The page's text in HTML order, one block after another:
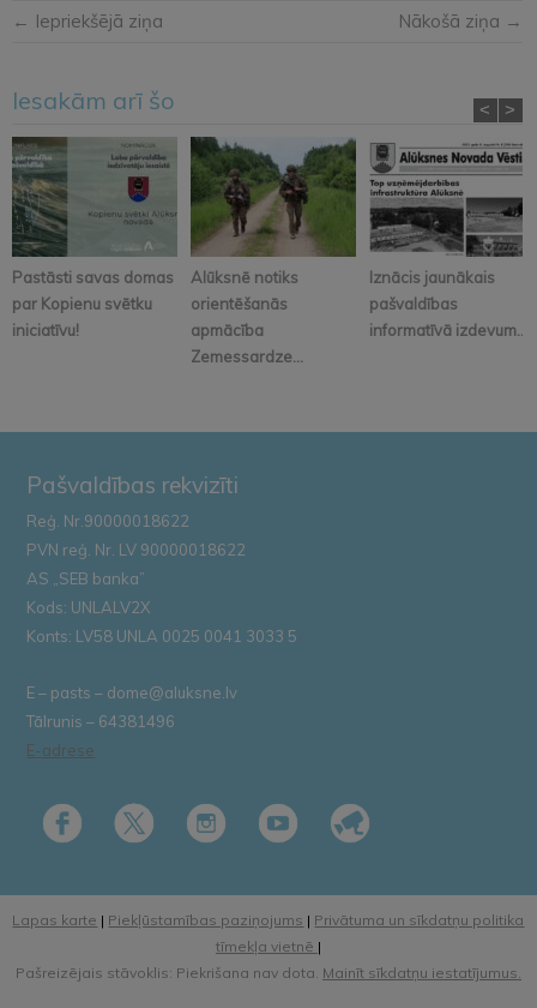
← Iepriekšējā ziņa Nākošā ziņa →
Iesakām arī šo
Pastāsti savas domas
par Kopienu svētku
iniciatīvu!
Alūksnē notiks
orientēšanās
apmācība
Zemessardze...
Iznācis jaunākais
pašvaldības
informatīvā izdevum...
< >
Pašvaldības rekvizīti
Reģ. Nr.90000018622
PVN reģ. Nr. LV 90000018622
AS „SEB banka”
Kods: UNLALV2X
Konts: LV58 UNLA 0025 0041 3033 5
E – pasts – dome@aluksne.lv
Tālrunis – 64381496
E-adrese
Lapas karte | Piekļūstamības paziņojums | Privātuma un sīkdatņu politika
tīmekļa vietnē |
Pašreizējais stāvoklis: Piekrišana nav dota. Mainīt sīkdatņu iestatījumus.